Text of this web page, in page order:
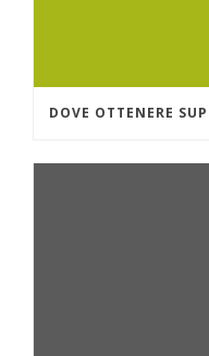
DOVE OTTENERE